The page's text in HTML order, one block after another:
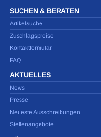
SUCHEN & BERATEN
Artikelsuche
Zuschlagspreise
Kontaktformular
FAQ
AKTUELLES
News
Presse
Neueste Ausschreibungen
Stellenangebote